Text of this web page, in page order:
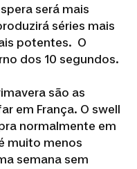
será mais
séries mais
potentes. O
dos 10 segundos.
são as
em França. O swell
normalmente em
muito menos
semana sem